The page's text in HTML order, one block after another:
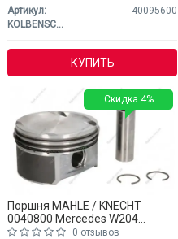
Артикул:
40095600
KOLBENSCHMIDT
КУПИТЬ
Поршня MAHLE / KNECHT
0040800 Mercedes W204
(CLASS-C)
0 отзывов
Скидка 4%